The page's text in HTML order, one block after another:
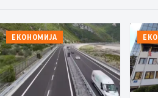
ЕКОНОМИЈА